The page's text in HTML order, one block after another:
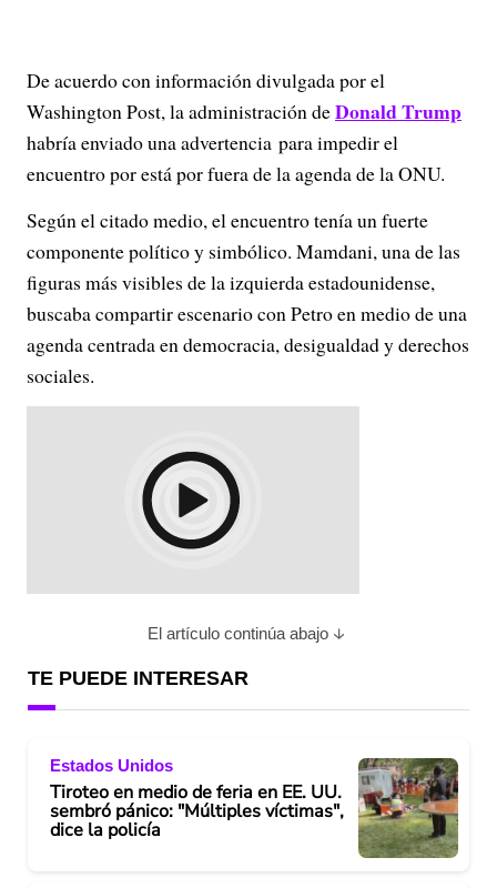
De acuerdo con información divulgada por el
Washington Post, la administración deDonald Trump
habría enviado una advertencia para impedir el
encuentro por está por fuera de la agenda de la ONU.
Según el citado medio, el encuentro tenía un fuerte
componente político y simbólico. Mamdani, una de las
figuras más visibles de la izquierda estadounidense,
buscaba compartir escenario con Petro en medio de una
agenda centrada en democracia, desigualdad y derechos
sociales.
El artículo continúa abajo
TE PUEDE INTERESAR
Estados Unidos
Tiroteo en medio de feria en EE. UU.
sembró pánico: "Múltiples víctimas",
dice la policía